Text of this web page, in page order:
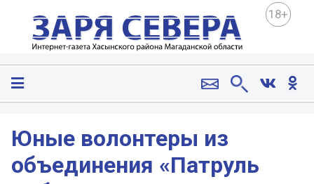
18+
Юные волонтеры из
объединения «Патруль